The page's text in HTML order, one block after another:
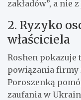
zakładów”, a nie
2. Ryzyko
właściciela
Roshen pokazuje
powiązania firmy
Poroszenką
zaufania w